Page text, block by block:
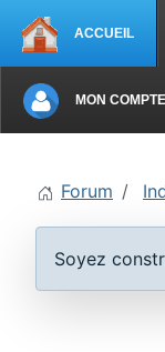
ACCUEIL
MON COMPTE
Forum
Soyez